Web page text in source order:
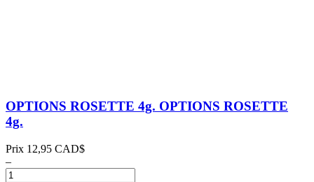
OPTIONS ROSETTE 4g. OPTIONS ROSETTE
4g.
Prix 12,95 CAD$
–